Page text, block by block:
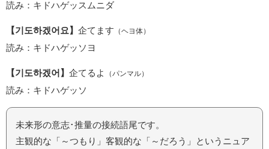
読み：キドハゲッスムニダ
【기도하겠어요】 企てます （ヘヨ体）
読み：キドハゲッソヨ
【기도하겠어】 企てるよ （パンマル）
読み：キドハゲッソ
未来形の意志･推量の接続語尾です。
主観的な「～つもり」客観的な「～だろう」というニュア